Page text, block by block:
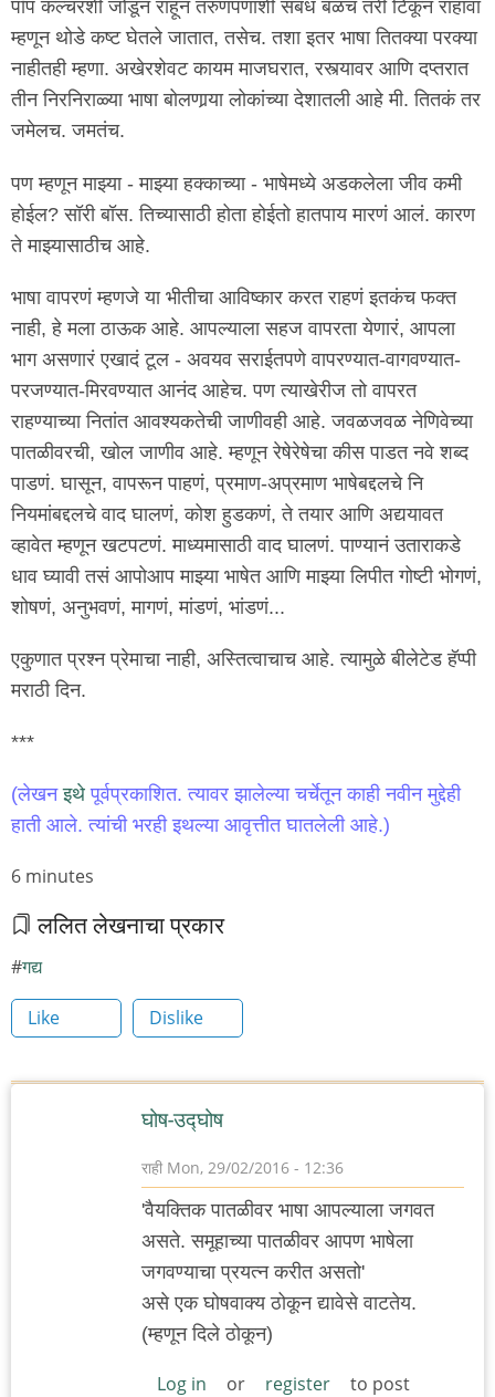
पॉप कल्चरशी जोडून राहून तरुणपणाशी संबंध बळंच तरी टिकून राहावा
म्हणून थोडे कष्ट घेतले जातात, तसेच. तशा इतर भाषा तितक्या परक्या
नाहीतही म्हणा. अखेरशेवट कायम माजघरात, रस्त्यावर आणि दप्तरात
तीन निरनिराळ्या भाषा बोलणार्‍या लोकांच्या देशातली आहे मी. तितकं तर
जमेलच. जमतंच.
पण म्हणून माझ्या - माझ्या हक्काच्या - भाषेमध्ये अडकलेला जीव कमी
होईल? सॉरी बॉस. तिच्यासाठी होता होईतो हातपाय मारणं आलं. कारण
ते माझ्यासाठीच आहे.
भाषा वापरणं म्हणजे या भीतीचा आविष्कार करत राहणं इतकंच फक्त
नाही, हे मला ठाऊक आहे. आपल्याला सहज वापरता येणारं, आपला
भाग असणारं एखादं टूल - अवयव सराईतपणे वापरण्यात-वागवण्यात-
परजण्यात-मिरवण्यात आनंद आहेच. पण त्याखेरीज तो वापरत
राहण्याच्या नितांत आवश्यकतेची जाणीवही आहे. जवळजवळ नेणिवेच्या
पातळीवरची, खोल जाणीव आहे. म्हणून रेषेरेषेचा कीस पाडत नवे शब्द
पाडणं. घासून, वापरून पाहणं, प्रमाण-अप्रमाण भाषेबद्दलचे नि
नियमांबद्दलचे वाद घालणं, कोश हुडकणं, ते तयार आणि अद्ययावत
व्हावेत म्हणून खटपटणं. माध्यमासाठी वाद घालणं. पाण्यानं उताराकडे
धाव घ्यावी तसं आपोआप माझ्या भाषेत आणि माझ्या लिपीत गोष्टी भोगणं,
शोषणं, अनुभवणं, मागणं, मांडणं, भांडणं...
एकुणात प्रश्न प्रेमाचा नाही, अस्तित्वाचाच आहे. त्यामुळे बीलेटेड हॅप्पी
मराठी दिन.
***
(लेखनइथे पूर्वप्रकाशित. त्यावर झालेल्या चर्चेतून काही नवीन मुद्देही
हाती आले. त्यांची भरही इथल्या आवृत्तीत घातलेली आहे.)
Node
time
6 minutes
ललित लेखनाचा प्रकार
गद्य
Like Dislike
घोष-उद्घोष
राही Mon, 29/02/2016 - 12:36
'वैयक्तिक पातळीवर भाषा आपल्याला जगवत
असते. समूहाच्या पातळीवर आपण भाषेला
जगवण्याचा प्रयत्न करीत असतो'
असे एक घोषवाक्य ठोकून द्यावेसे वाटतेय.
(म्हणून दिले ठोकून)
Log in or register
to post